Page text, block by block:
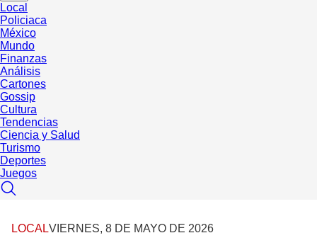
Local
Policiaca
México
Mundo
Finanzas
Análisis
Cartones
Gossip
Cultura
Tendencias
Ciencia y Salud
Turismo
Deportes
Juegos
LOCALVIERNES, 8 DE MAYO DE 2026